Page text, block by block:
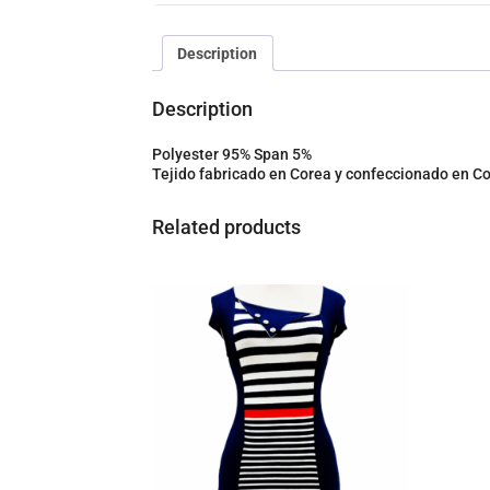
Description
Description
Polyester 95% Span 5%
Tejido fabricado en Corea y confeccionado en
Related products